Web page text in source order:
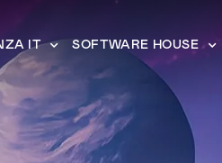
IT SOFTWARE HOUSE